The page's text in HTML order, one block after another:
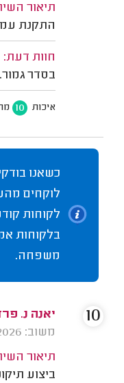
תיאור
התקנת
חוות דעת:
בסדר
איכות 10
כשאנו
לוקחים
לקוחות
בלקוחות
משפחה.
יאנה נ.
משוב: 25/06/2026
תיאור
ביצוע
10